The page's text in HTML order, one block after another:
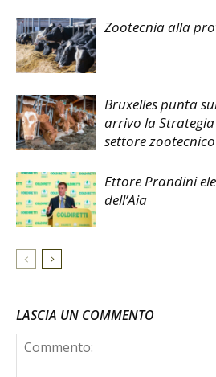
Zootecnia alla
Bruxelles punta
arrivo la
settore zootecnico
Ettore Prandini
dell’Aia
LASCIA UN COMMENTO